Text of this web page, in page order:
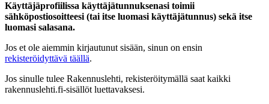
Käyttäjäprofiilissa käyttäjätunnuksenasi toimii
sähköpostiosoitteesi (tai itse luomasi käyttäjätunnus) sekä itse
luomasi salasana.
Jos et ole aiemmin kirjautunut sisään, sinun on ensin
rekisteröidyttävä täällä.
Jos sinulle tulee Rakennuslehti, rekisteröitymällä saat kaikki
rakennuslehti.fi-sisällöt luettavaksesi.